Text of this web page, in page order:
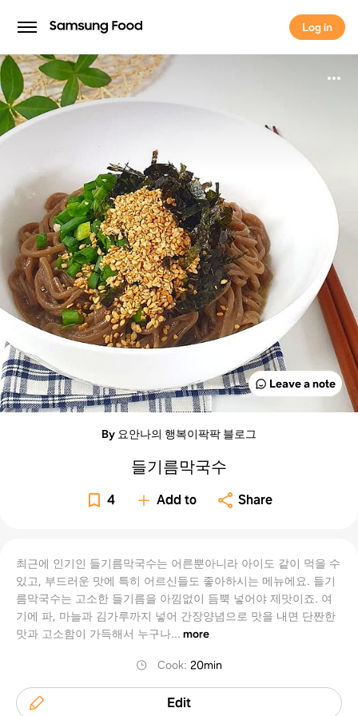
Log in
Log in
Leave a note
By 요안나의 행복이팍팍 블로그
들기름막국수
4 Add to Share
최근에 인기인 들기름막국수는 어른뿐아니라 아이도 같이 먹을 수
있고, 부드러운 맛에 특히 어르신들도 좋아하시는 메뉴에요. 들기
름막국수는 고소한 들기름을 아낌없이 듬뿍 넣어야 제맛이죠. 여
기에 파, 마늘과 김가루까지 넣어 간장양념으로 맛을 내면 단짠한
맛과 고소함이 가득해서 누구나... more
Cook:20min
Edit